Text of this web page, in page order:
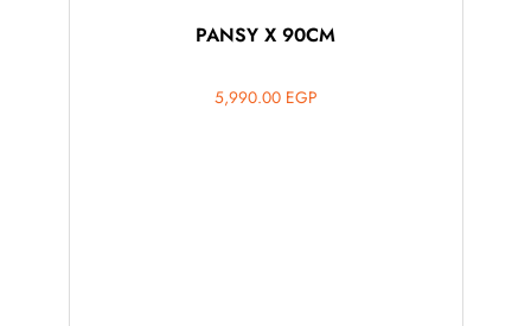
PANSY X 90CM
5,990.00 EGP